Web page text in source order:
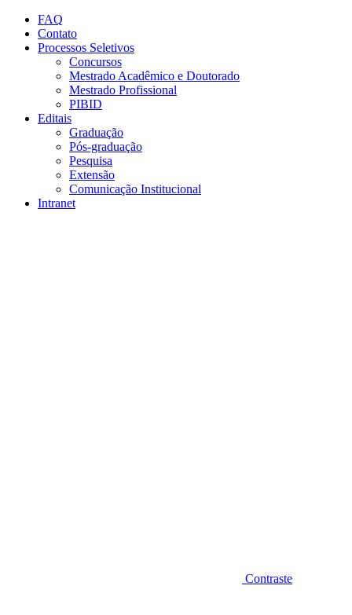
Conteúdo principal
FAQ
Contato
Processos Seletivos
Concursos
Mestrado Acadêmico e Doutorado
Mestrado Profissional
PIBID
Editais
Graduação
Pós-graduação
Pesquisa
Extensão
Comunicação Institucional
Intranet
Contraste